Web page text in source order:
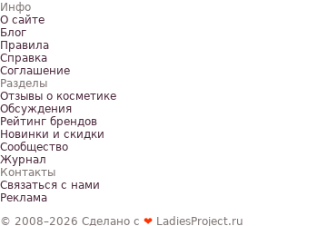
Инфо
О сайте
Блог
Правила
Справка
Соглашение
Разделы
Отзывы о косметике
Обсуждения
Рейтинг брендов
Новинки и скидки
Сообщество
Журнал
Контакты
Связаться с нами
Реклама
© 2008–2026 Сделано с ❤︎ LadiesProject.ru